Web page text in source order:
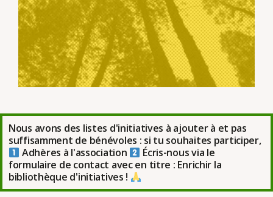
Nous avons des listes d'initiatives à ajouter à et pas
suffisamment de bénévoles : si tu souhaites participer,
Adhères à l'association
Écris-nous via le
formulaire de contact avec en titre : Enrichir la
bibliothèque d'initiatives !